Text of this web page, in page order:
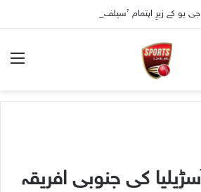
کی جنوبی افریقہ